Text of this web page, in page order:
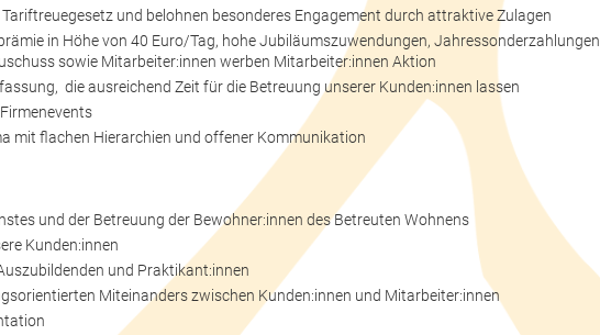
und belohnen besonderes Engagement durch attraktive Zulagen
in Höhe von 40 Euro/Tag, hohe Jubiläumszuwendungen, Jahressonderzahlungen
sowie Mitarbeiter:innen werben Mitarbeiter:innen Aktion
die ausreichend Zeit für die Betreuung unserer Kunden:innen lassen
mit flachen Hierarchien und offener Kommunikation
und der Betreuung der Bewohner:innen des Betreuten Wohnens
Kunden:innen
und Praktikant:innen
Miteinanders zwischen Kunden:innen und Mitarbeiter:innen